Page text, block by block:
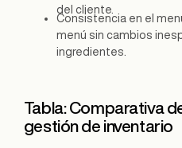
del cliente.
Consistencia en el
menú sin cambios
ingredientes.
Tabla: Comparativa
gestión de inventario